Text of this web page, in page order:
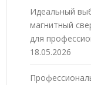
Идеальный
магнитный
для
18.05.2026